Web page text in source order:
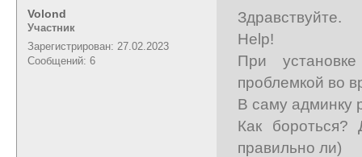
Volond
Участник
Зарегистрирован: 27.02.2023
Сообщений: 6
Здравствуйте.
Help!
При
проблемкой во
В саму админку
Как
правильно ли)